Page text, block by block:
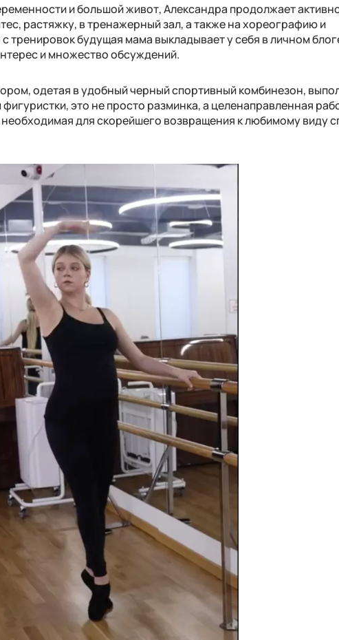
и большой живот, Александра продолжает
растяжку, в тренажерный зал, а также на хореографию и
тренировок будущая мама выкладывает у себя в личном
и множество обсуждений.
одетая в удобный черный спортивный комбинезон,
это не просто разминка, а целенаправленная
для скорейшего возвращения к любимому виду